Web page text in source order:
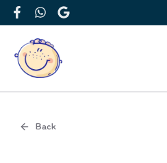
FacebookWhatsApp
Google
Back